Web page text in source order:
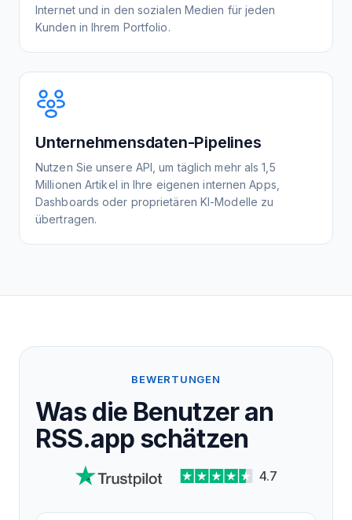
Internet und in den sozialen Medien für jeden
Kunden in Ihrem Portfolio.
Unternehmensdaten-Pipelines
Nutzen Sie unsere API, um täglich mehr als 1,5
Millionen Artikel in Ihre eigenen internen Apps,
Dashboards oder proprietären KI-Modelle zu
übertragen.
BEWERTUNGEN
Was die Benutzer an
RSS.app schätzen
4.7